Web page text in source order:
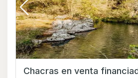
Chacras en venta